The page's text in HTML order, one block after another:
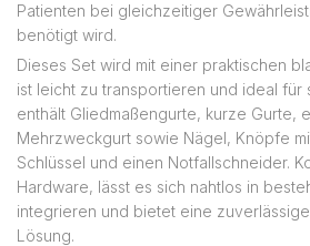
Patienten bei gleichzeitiger
benötigt wird.
Dieses Set wird mit einer praktischen
ist leicht zu transportieren und ideal für
enthält Gliedmaßengurte, kurze Gurte,
Mehrzweckgurt sowie Nägel, Knöpfe
Schlüssel und einen Notfallschneider.
Hardware, lässt es sich nahtlos in
integrieren und bietet eine
Lösung.